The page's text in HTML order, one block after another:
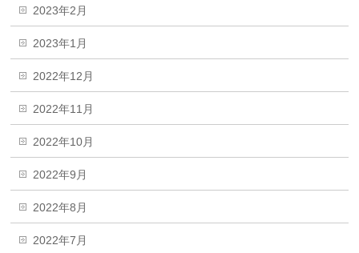
2023年2月
2023年1月
2022年12月
2022年11月
2022年10月
2022年9月
2022年8月
2022年7月